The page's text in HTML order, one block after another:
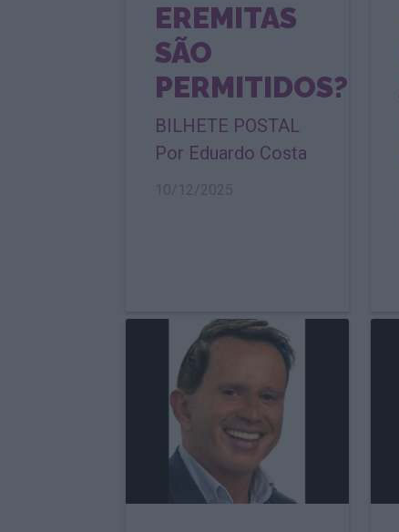
EREMITAS
SÃO
PERMITIDOS?
BILHETE POSTAL
Por Eduardo Costa